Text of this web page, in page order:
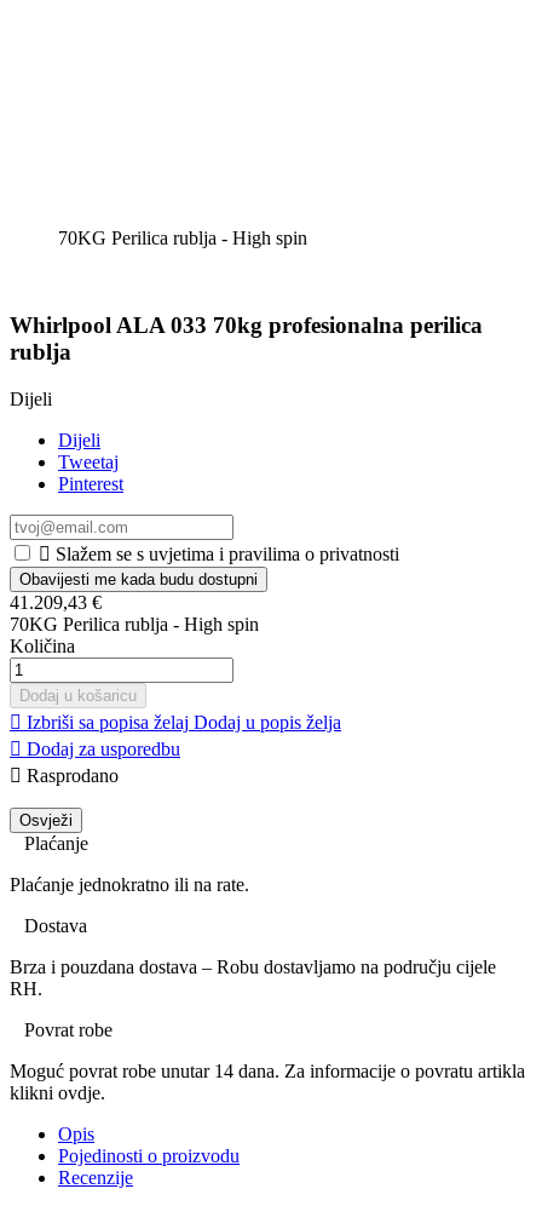
70KG Perilica rublja - High spin
Whirlpool ALA 033 70kg profesionalna perilica
rublja
Dijeli
Dijeli
Tweetaj
Pinterest
 Slažem se s uvjetima i pravilima o privatnosti
Obavijesti me kada budu dostupni
41.209,43 €
70KG Perilica rublja - High spin
Količina
Dodaj u košaricu
 Izbriši sa popisa želaj Dodaj u popis želja
 Dodaj za usporedbu
 Rasprodano
Plaćanje
Plaćanje jednokratno ili na rate.
Dostava
Brza i pouzdana dostava – Robu dostavljamo na području cijele
RH.
Povrat robe
Moguć povrat robe unutar 14 dana. Za informacije o povratu artikla
klikni ovdje.
Opis
Pojedinosti o proizvodu
Recenzije